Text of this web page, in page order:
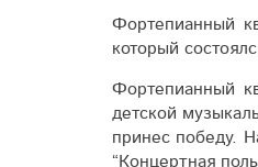
Фортепианный
который
Фортепианный
детской
принес победу.
“Концертная